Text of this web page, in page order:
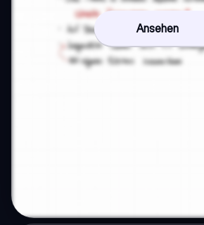
Ansehen